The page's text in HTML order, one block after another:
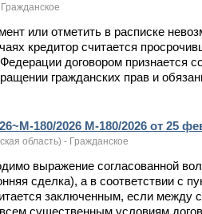
или отметить в расписке
кредитор считается
договором признается
гражданских прав и
180/2026 М-180/2026 от 25
область) - Гражданское
выражение согласованной
сделка), а в соответствии с
заключенным, если между
существенным условиям